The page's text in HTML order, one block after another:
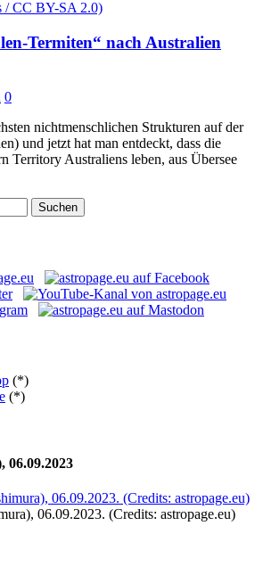
Termiten“ nach Australien
0
nichtmenschlichen Strukturen auf der
und jetzt hat man entdeckt, dass die
Territory Australiens leben, aus Übersee
(*)
(*)
06.09.2023
06.09.2023. (Credits: astropage.eu)